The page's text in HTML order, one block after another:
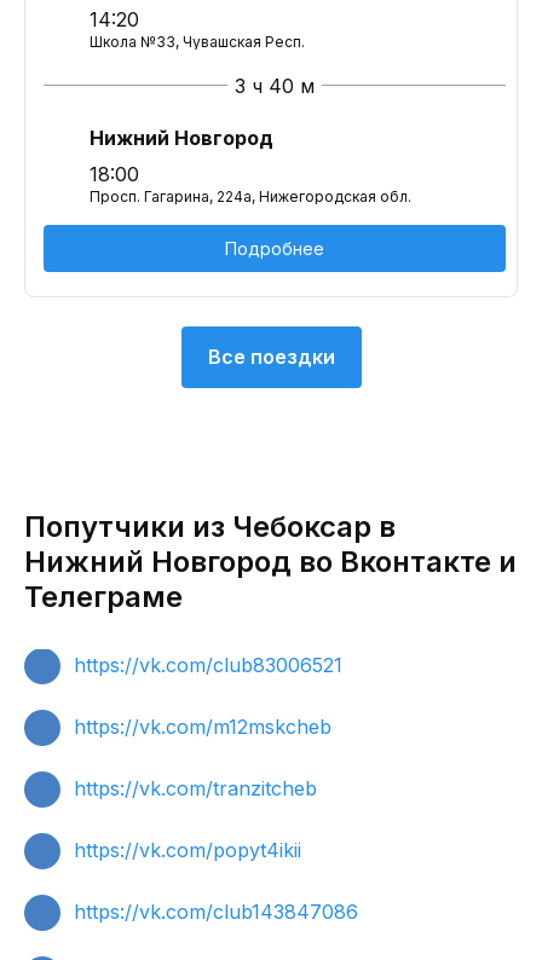
14:20
Школа №33, Чувашская Респ.
3 ч 40 м
Нижний Новгород
18:00
Просп. Гагарина, 224а, Нижегородская обл.
Подробнее
Все поездки
Попутчики из Чебоксар в
Нижний Новгород во Вконтакте и
Телеграме
https://vk.com/club83006521
https://vk.com/m12mskcheb
https://vk.com/tranzitcheb
https://vk.com/popyt4ikii
https://vk.com/club143847086